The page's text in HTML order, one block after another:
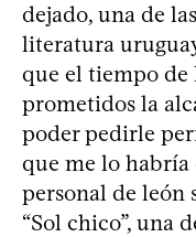
dejado, una de
literatura
que el tiempo de
prometidos la
poder pedirle
que me lo habría
personal de león
“Sol chico”, una